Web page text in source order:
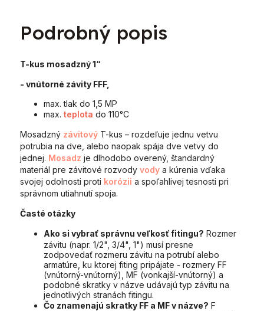
Podrobný popis
T-kus mosadzný 1“
- vnútorné závity FFF,
max. tlak do 1,5 MP
max. teplota do 110°C
Mosadzný závitový T-kus – rozdeľuje jednu vetvu
potrubia na dve, alebo naopak spája dve vetvy do
jednej. Mosadz je dlhodobo overený, štandardný
materiál pre závitové rozvody vody a kúrenia vďaka
svojej odolnosti proti korózii a spoľahlivej tesnosti pri
správnom utiahnutí spoja.
Časté otázky
Ako si vybrať správnu veľkosť fitingu? Rozmer
závitu (napr. 1/2", 3/4", 1") musí presne
zodpovedať rozmeru závitu na potrubí alebo
armatúre, ku ktorej fiting pripájate - rozmery FF
(vnútorný-vnútorný), MF (vonkajší-vnútorný) a
podobné skratky v názve udávajú typ závitu na
jednotlivých stranách fitingu.
Čo znamenajú skratky FF a MF v názve? F